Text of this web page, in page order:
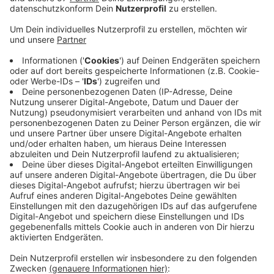
auf dem Dach, sagt die Feuerwehr - und in dem
Gebäude hat auch ein Dieseltank gebrannt.
Die Halle ist später eingestürzt und vollständig
zerstört worden.
Ein Übergreifen der Flammen auf ein angrenzendes
Wohnhaus hat die Feuerwehr verhindern können,
inzwischen laufen noch Nachlöscharbeiten.
Menschen sind bei dem Feuer nicht verletzt
worden, ein Mann ist wegen eines Schocks betreut
worden.
Die Brandursache und die Schadenshöhe sind noch
unbekannt.
Veröffentlicht:Mittwoch, 15.09.2021 12:54